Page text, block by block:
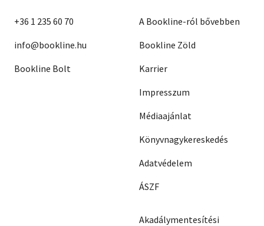
+36 1 235 60 70
info@bookline.hu
Bookline Bolt
A Bookline-ról bővebben
Bookline Zöld
Karrier
Impresszum
Médiaajánlat
Könyvnagykereskedés
Adatvédelem
ÁSZF
Akadálymentesítési